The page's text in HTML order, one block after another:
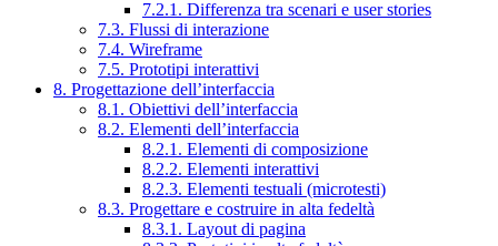
7.2.1. Differenza tra scenari e user stories
7.3. Flussi di interazione
7.4. Wireframe
7.5. Prototipi interattivi
8. Progettazione dell’interfaccia
8.1. Obiettivi dell’interfaccia
8.2. Elementi dell’interfaccia
8.2.1. Elementi di composizione
8.2.2. Elementi interattivi
8.2.3. Elementi testuali (microtesti)
8.3. Progettare e costruire in alta fedeltà
8.3.1. Layout di pagina